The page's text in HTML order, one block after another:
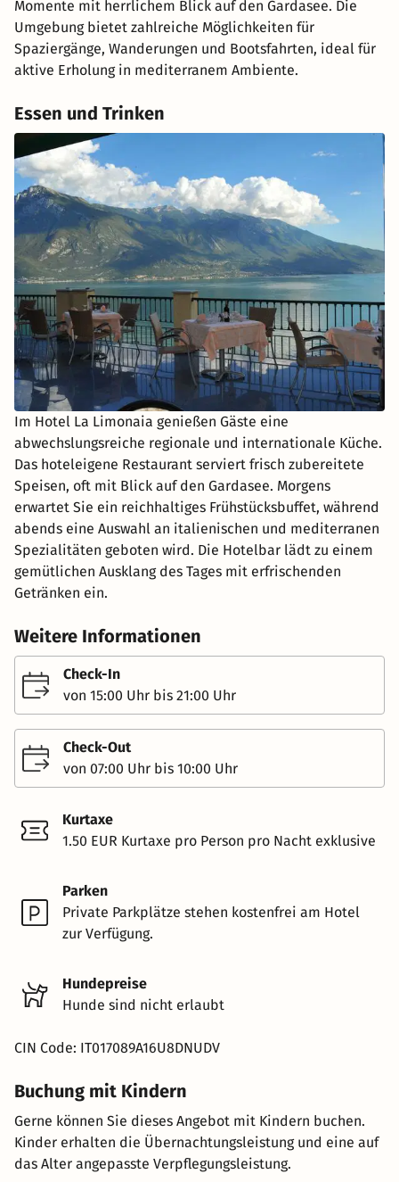
Momente mit herrlichem Blick auf den Gardasee. Die
Umgebung bietet zahlreiche Möglichkeiten für
Spaziergänge, Wanderungen und Bootsfahrten, ideal für
aktive Erholung in mediterranem Ambiente.
Essen und Trinken
Im Hotel La Limonaia genießen Gäste eine
abwechslungsreiche regionale und internationale Küche.
Das hoteleigene Restaurant serviert frisch zubereitete
Speisen, oft mit Blick auf den Gardasee. Morgens
erwartet Sie ein reichhaltiges Frühstücksbuffet, während
abends eine Auswahl an italienischen und mediterranen
Spezialitäten geboten wird. Die Hotelbar lädt zu einem
gemütlichen Ausklang des Tages mit erfrischenden
Getränken ein.
Weitere Informationen
Check-In
von 15:00 Uhr bis 21:00 Uhr
Check-Out
von 07:00 Uhr bis 10:00 Uhr
Kurtaxe
1.50 EUR Kurtaxe pro Person pro Nacht exklusive
Parken
Private Parkplätze stehen kostenfrei am Hotel
zur Verfügung.
Hundepreise
Hunde sind nicht erlaubt
CIN Code: IT017089A16U8DNUDV
Buchung mit Kindern
Gerne können Sie dieses Angebot mit Kindern buchen.
Kinder erhalten die Übernachtungsleistung und eine auf
das Alter angepasste Verpflegungsleistung.